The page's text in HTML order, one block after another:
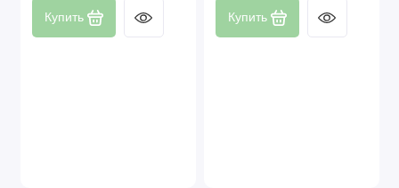
Купить Купить